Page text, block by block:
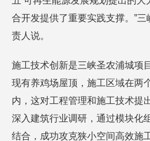
合开发提供了重要实践支撑。”
责人说。
施工技术创新是三峡圣农浦城项
现有养鸡场屋顶，施工区域在两
内，这对工程管理和施工技术提
深入建筑行业调研，通过模块化
结合，成功攻克狭小空间高效施